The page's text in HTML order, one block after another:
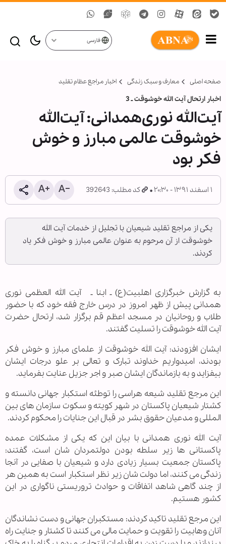
فارسی
صفحه اصلی معارف و سبک زندگی اخبار مراجع عظام تقلید
اخبار ارتحال آیت الله خوشوقت ـ 3
آیت‌الله نوری‌همدانی: آیت‌الله
خوشوقت عالمی مبارز و خوش
فکر بود
۱ اسفند ۱۳۹۱ - ۲۰:۳۰ کد مطلب: 392643
یکی از مراجع تقلید شیعیان با تجلیل از خدمات آیت الله
خوشوقت از آن مرحوم به عنوان عالمی مبارز و خوش فکر یاد
کردند.
به گزارش خبرگزاری اهل‏بیت(ع) ـ ابنا ـ آیت الله العظمی نوری
همدانی پیش از ظهر امروز در درس خارج فقه خود که با حضور
طلاب و روحانیان در مسجد اعظم قم برگزار شد، ارتحال حضرت
آیت الله خوشوقت را تسلیت گفتند.
ایشان افزودند: آیت الله خوشوقت از علمای مبارز و خوش فکر
بودند، امیدواریم خداوند تبارک و تعالی بر علو درجات ایشان
بیفزاید و به بازماندگان ایشان صبر و اجر جزیل عنایت بفرماید.
این مرجع تقلید شیعه هراسی را توطئه استکبار جهانی دانسته و
کشتار شیعیان پاکستان در شهر کویته و سکوت سازمان های بین
المللی و مدعیان حقوق بشر در قبال این جنایات را محکوم کردند.
آیت الله نوری همدانی با بیان این که یکی از مشکلات عمده
پاکستانی ها زیر سلطه بودن دولتمردان شان است، گفتند:
پاکستان جمعیت بسیار زیادی دارد و شیعیان با صفایی در آنجا
زندگی می کنند، اما دولت شان زیر نظر استکبار است به همین هر
از چند گاهی شاهد اتفاقات و حوادث تروریستی ناگواری در این
کشور هستیم.
این مرجع تقلید تاکید کردند: مستکبران جهانی و دست نشاندگان
آنان وهابیت را تقویت و حمایت مالی می کنند تا کشتار و جنایت راه